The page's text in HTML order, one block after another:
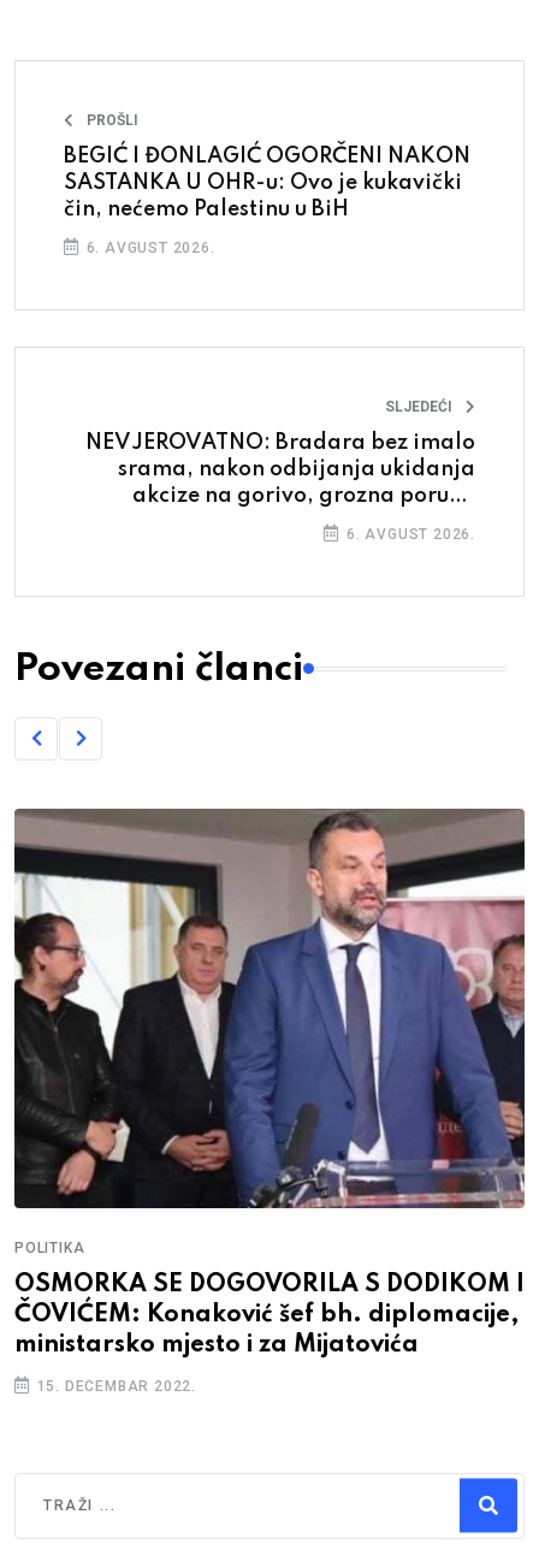
PROŠLI
BEGIĆ I ĐONLAGIĆ OGORČENI NAKON
SASTANKA U OHR-u: Ovo je kukavički
čin, nećemo Palestinu u BiH
6. AVGUST 2026.
SLJEDEĆI
NEVJEROVATNO: Bradara bez imalo
srama, nakon odbijanja ukidanja
akcize na gorivo, grozna poruka
6. AVGUST 2026.
Povezani članci
POLITIKA
OSMORKA SE DOGOVORILA S DODIKOM I
ČOVIĆEM: Konaković šef bh. diplomacije,
ministarsko mjesto i za Mijatovića
15. DECEMBAR 2022.
Type 2 or more characters for results.